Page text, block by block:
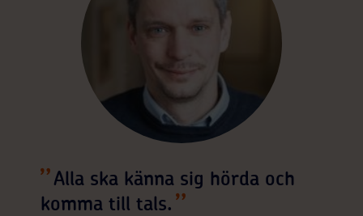
Alla ska känna sig hörda och
komma till tals.